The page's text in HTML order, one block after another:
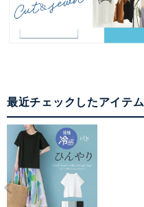
最近チェックしたアイテム